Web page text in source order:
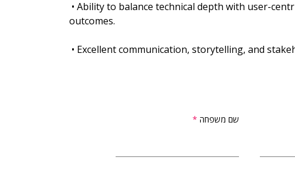
outcomes.
• Excellent communication, storytelling, and
שם משפחה